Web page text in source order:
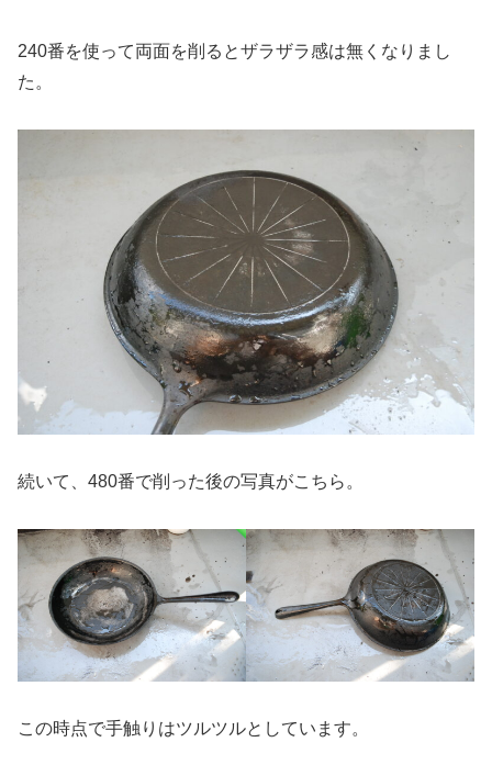
240番を使って両面を削るとザラザラ感は無くなりまし
た。
続いて、480番で削った後の写真がこちら。
この時点で手触りはツルツルとしています。